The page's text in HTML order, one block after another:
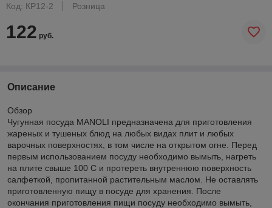
Код: КР12-2
Розница
122 руб.
Описание
Обзор
Чугунная посуда MANOLI предназначена для приготовления
жареных и тушеных блюд на любых видах плит и любых
варочных поверхностях, в том числе на открытом огне. Перед
первым использованием посуду необходимо вымыть, нагреть
на плите свыше 100 С и протереть внутреннюю поверхность
салфеткой, пропитанной растительным маслом. Не оставлять
приготовленную пищу в посуде для хранения. После
окончания приготовления пищи посуду необходимо вымыть,